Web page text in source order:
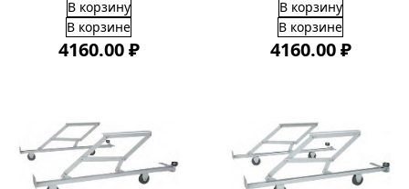
В корзину
В корзине
4160.00 ₽
В корзину
В корзине
4160.00 ₽